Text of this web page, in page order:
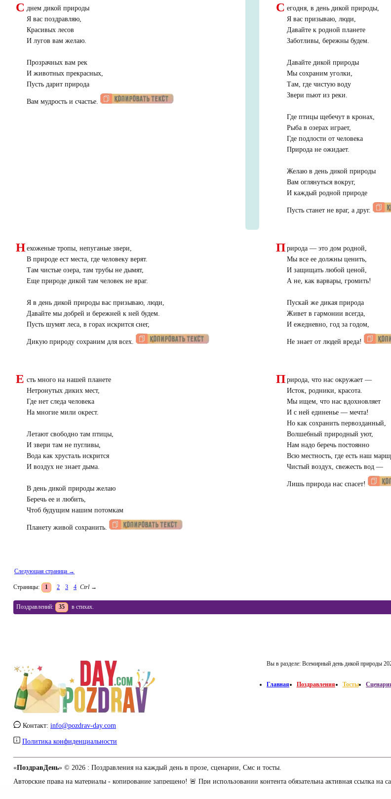
С днем дикой природы
Я вас поздравляю,
Красивых лесов
И лугов вам желаю.
Прозрачных вам рек
И животных прекрасных,
Пусть дарит природа
Вам мудрость и счастье.
С егодня, в день дикой природы,
Я вас призываю, люди,
Давайте к родной планете
Заботливы, бережны будем.
Давайте дикой природы
Мы сохраним уголки,
Там, где чистую воду
Звери пьют из реки.
Где птицы щебечут в кронах,
Рыба в озерах играет,
Где подлости от человека
Природа не ожидает.
Желаю в день дикой природы
Вам оглянуться вокруг,
И каждый родной природе
Пусть станет не враг, а друг.
Н ехоженые тропы, непуганые звери,
В природе ест места, где человеку верят.
Там чистые озера, там трубы не дымят,
Еще природе дикой там человек не враг.
Я в день дикой природы вас призываю, люди,
Давайте мы добрей и бережней к ней будем.
Пусть шумят леса, в горах искрится снег,
Дикую природу сохраним для всех.
П рирода — это дом родной,
Мы все ее должны ценить,
И защищать любой ценой,
А не, как варвары, громить!
Пускай же дикая природа
Живет в гармонии всегда,
И ежедневно, год за годом,
Не знает от людей вреда!
Е сть много на нашей планете
Нетронутых диких мест,
Где нет следа человека
На многие мили окрест.
Летают свободно там птицы,
И звери там не пугливы,
Вода как хрусталь искрится
И воздух не знает дыма.
В день дикой природы желаю
Беречь ее и любить,
Чтоб будущим нашим потомкам
Планету живой сохранить.
П рирода, что нас окружает —
Исток, родники, красота.
Мы ищем, что нас вдохновляет
И с ней единенье — мечта!
Но как сохранить первозданный,
Волшебный природный уют,
Нам надо беречь постоянно
Всю местность, где есть наш
Чистый воздух, свежесть вод —
Лишь природа нас спасет!
Следующая страница →
Страницы: 1 2 3 4 Ctrl →
Поздравлений: 35 в стихах.
Контакт: info@pozdrav-day.com
Политика конфиденциальности
Вы в разделе: Всемирный день дикой природы
Главная Поздравления Тосты
«ПоздравДень» © 2026 : Поздравления на каждый день в прозе, сценарии, Смс и тосты.
Авторские права на материалы - копирование запрещено! 🚨 При использовании контента обязательна активная ссылка на